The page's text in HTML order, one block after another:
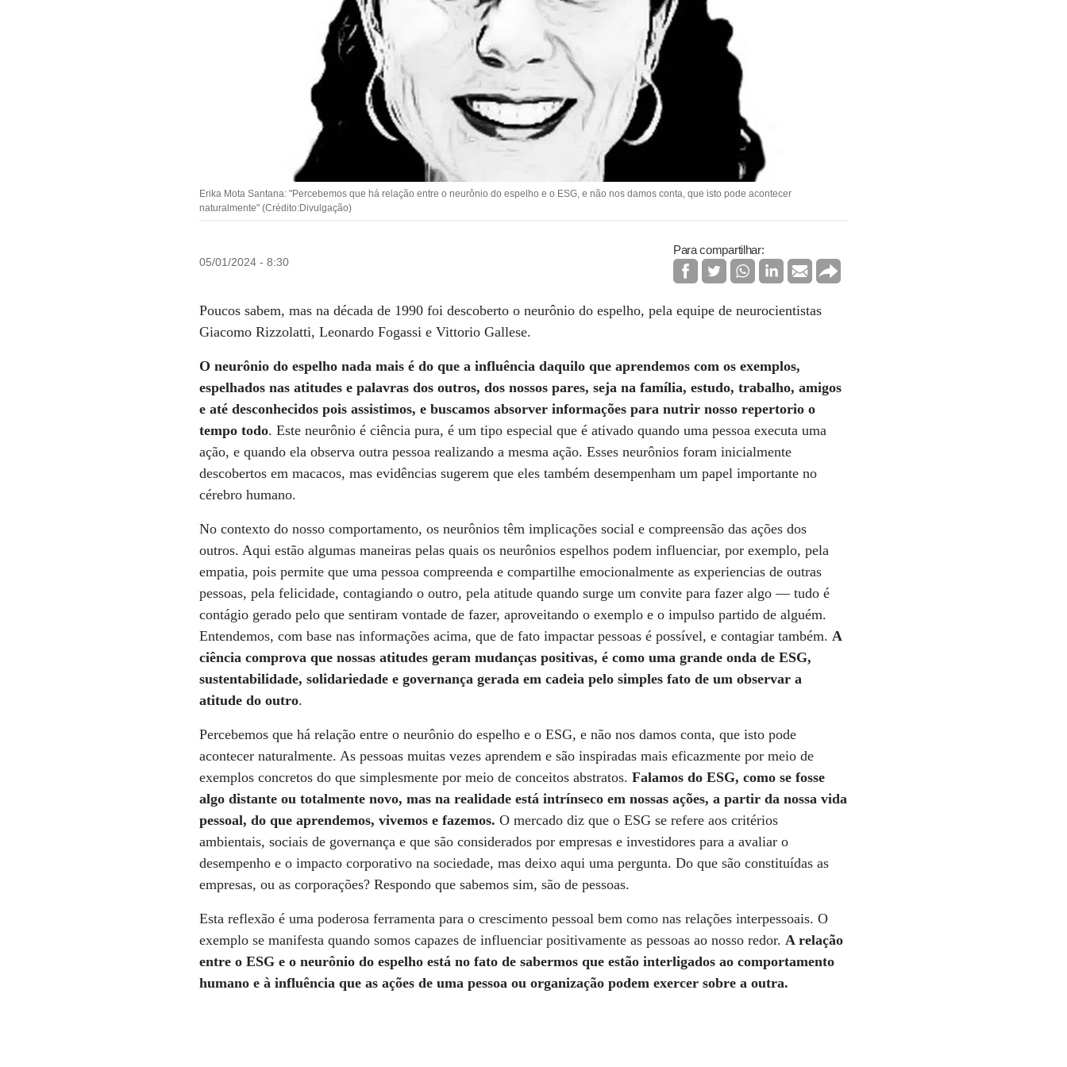
Erika Mota Santana: "Percebemos que há relação entre o neurônio do espelho e o ESG, e não nos damos conta, que isto pode acontecer
naturalmente" (Crédito:Divulgação)
05/01/2024 - 8:30
Para compartilhar:
Poucos sabem, mas na década de 1990 foi descoberto o neurônio do espelho, pela equipe de neurocientistas
Giacomo Rizzolatti, Leonardo Fogassi e Vittorio Gallese.
O neurônio do espelho nada mais é do que a influência daquilo que aprendemos com os exemplos,
espelhados nas atitudes e palavras dos outros, dos nossos pares, seja na família, estudo, trabalho, amigos
e até desconhecidos pois assistimos, e buscamos absorver informações para nutrir nosso repertorio o
tempo todo. Este neurônio é ciência pura, é um tipo especial que é ativado quando uma pessoa executa uma
ação, e quando ela observa outra pessoa realizando a mesma ação. Esses neurônios foram inicialmente
descobertos em macacos, mas evidências sugerem que eles também desempenham um papel importante no
cérebro humano.
No contexto do nosso comportamento, os neurônios têm implicações social e compreensão das ações dos
outros. Aqui estão algumas maneiras pelas quais os neurônios espelhos podem influenciar, por exemplo, pela
empatia, pois permite que uma pessoa compreenda e compartilhe emocionalmente as experiencias de outras
pessoas, pela felicidade, contagiando o outro, pela atitude quando surge um convite para fazer algo — tudo é
contágio gerado pelo que sentiram vontade de fazer, aproveitando o exemplo e o impulso partido de alguém.
Entendemos, com base nas informações acima, que de fato impactar pessoas é possível, e contagiar também.A
ciência comprova que nossas atitudes geram mudanças positivas, é como uma grande onda de ESG,
sustentabilidade, solidariedade e governança gerada em cadeia pelo simples fato de um observar a
atitude do outro.
Percebemos que há relação entre o neurônio do espelho e o ESG, e não nos damos conta, que isto pode
acontecer naturalmente. As pessoas muitas vezes aprendem e são inspiradas mais eficazmente por meio de
exemplos concretos do que simplesmente por meio de conceitos abstratos. Falamos do ESG, como se fosse
algo distante ou totalmente novo, mas na realidade está intrínseco em nossas ações, a partir da nossa vida
pessoal, do que aprendemos, vivemos e fazemos. O mercado diz que o ESG se refere aos critérios
ambientais, sociais de governança e que são considerados por empresas e investidores para a avaliar o
desempenho e o impacto corporativo na sociedade, mas deixo aqui uma pergunta. Do que são constituídas as
empresas, ou as corporações? Respondo que sabemos sim, são de pessoas.
Esta reflexão é uma poderosa ferramenta para o crescimento pessoal bem como nas relações interpessoais. O
exemplo se manifesta quando somos capazes de influenciar positivamente as pessoas ao nosso redor.A relação
entre o ESG e o neurônio do espelho está no fato de sabermos que estão interligados ao comportamento
humano e à influência que as ações de uma pessoa ou organização podem exercer sobre a outra.